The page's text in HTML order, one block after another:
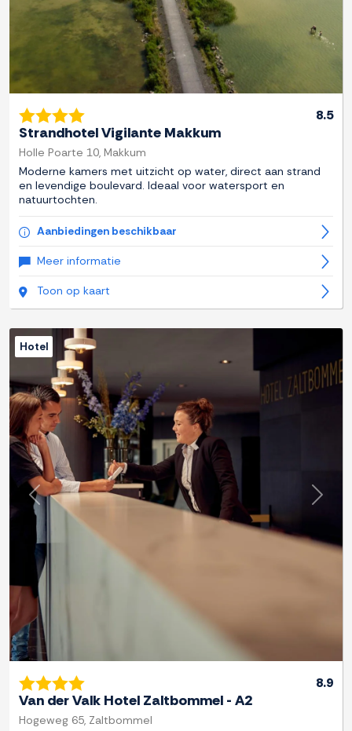
8.5
Strandhotel Vigilante Makkum
Holle Poarte 10, Makkum
Moderne kamers met uitzicht op water, direct aan strand
en levendige boulevard. Ideaal voor watersport en
natuurtochten.
Aanbiedingen beschikbaar
Meer informatie
Toon op kaart
Previous Next
Hotel
8.9
Van der Valk Hotel Zaltbommel - A2
Hogeweg 65, Zaltbommel